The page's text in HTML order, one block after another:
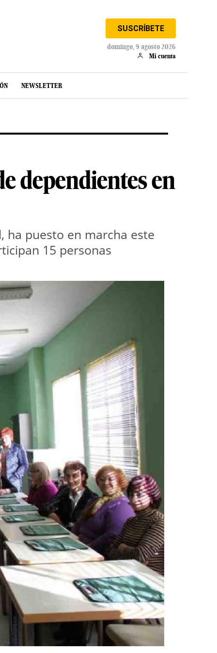
SUSCRÍBETE
domingo, 9 agosto 2026
Mi cuenta
NEWSLETTER
dependientes en
ha puesto en marcha este
15 personas